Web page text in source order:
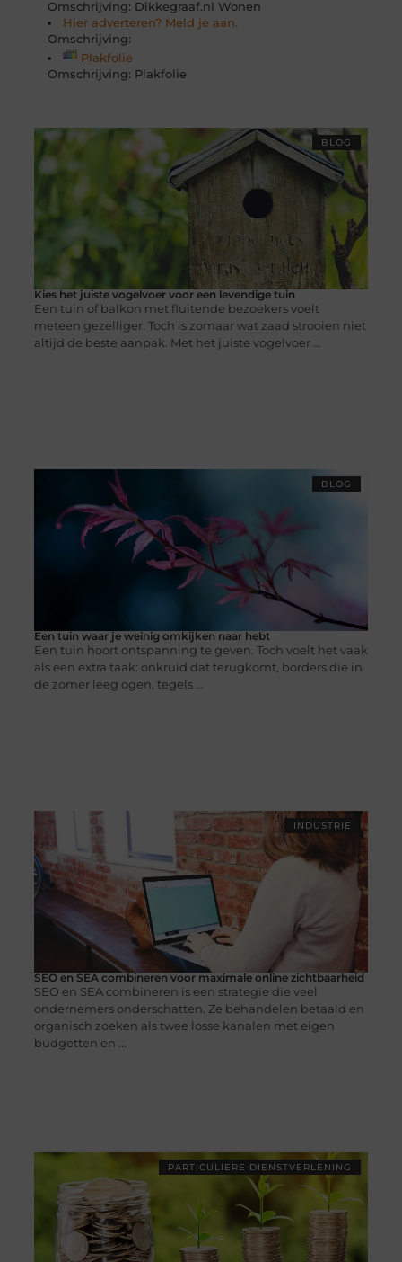
Omschrijving: Dikkegraaf.nl Wonen
Hier adverteren? Meld je aan.
Omschrijving:
Plakfolie
Omschrijving: Plakfolie
BLOG
Kies het juiste vogelvoer voor een levendige tuin
Een tuin of balkon met fluitende bezoekers voelt
meteen gezelliger. Toch is zomaar wat zaad strooien niet
altijd de beste aanpak. Met het juiste vogelvoer ...
BLOG
Een tuin waar je weinig omkijken naar hebt
Een tuin hoort ontspanning te geven. Toch voelt het vaak
als een extra taak: onkruid dat terugkomt, borders die in
de zomer leeg ogen, tegels ...
INDUSTRIE
SEO en SEA combineren voor maximale online zichtbaarheid
SEO en SEA combineren is een strategie die veel
ondernemers onderschatten. Ze behandelen betaald en
organisch zoeken als twee losse kanalen met eigen
budgetten en ...
PARTICULIERE DIENSTVERLENING